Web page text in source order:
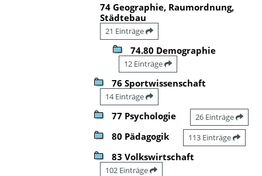
74 Geographie, Raumordnung,
Städtebau
21 Einträge
74.80 Demographie
12 Einträge
76 Sportwissenschaft
14 Einträge
77 Psychologie 26 Einträge
80 Pädagogik 113 Einträge
83 Volkswirtschaft
102 Einträge